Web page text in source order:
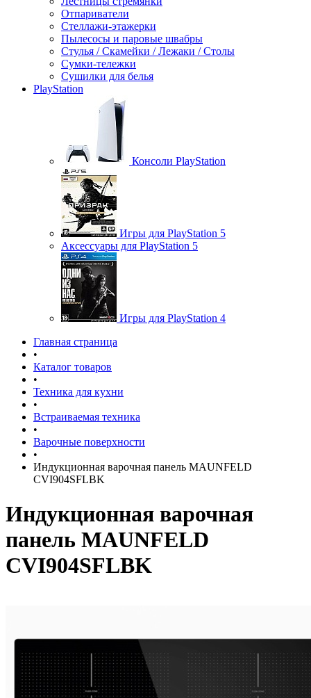
Отпариватели
Стеллажи-этажерки
Пылесосы и паровые швабры
Стулья / Скамейки / Лежаки / Столы
Сумки-тележки
Сушилки для белья
PlayStation
Консоли PlayStation
Игры для PlayStation 5
Аксессуары для PlayStation 5
Игры для PlayStation 4
Главная страница
•
Каталог товаров
•
Техника для кухни
•
Встраиваемая техника
•
Варочные поверхности
•
Индукционная варочная панель MAUNFELD
CVI904SFLBK
Индукционная варочная
панель MAUNFELD
CVI904SFLBK